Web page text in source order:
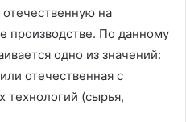
на
производстве. По данному
одно из значений:
отечественная с
технологий (сырья,